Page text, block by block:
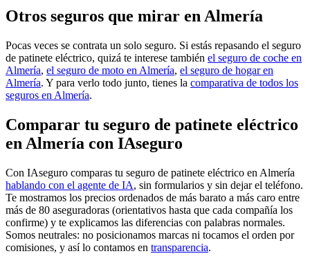
Otros seguros que mirar en Almería
Pocas veces se contrata un solo seguro. Si estás repasando el seguro
de patinete eléctrico, quizá te interese también el seguro de coche en
Almería, el seguro de moto en Almería, el seguro de hogar en
Almería. Y para verlo todo junto, tienes la comparativa de todos los
seguros en Almería.
Comparar tu seguro de patinete eléctrico
en Almería con IAseguro
Con IAseguro comparas tu seguro de patinete eléctrico en Almería
hablando con el agente de IA, sin formularios y sin dejar el teléfono.
Te mostramos los precios ordenados de más barato a más caro entre
más de 80 aseguradoras (orientativos hasta que cada compañía los
confirme) y te explicamos las diferencias con palabras normales.
Somos neutrales: no posicionamos marcas ni tocamos el orden por
comisiones, y así lo contamos en transparencia.